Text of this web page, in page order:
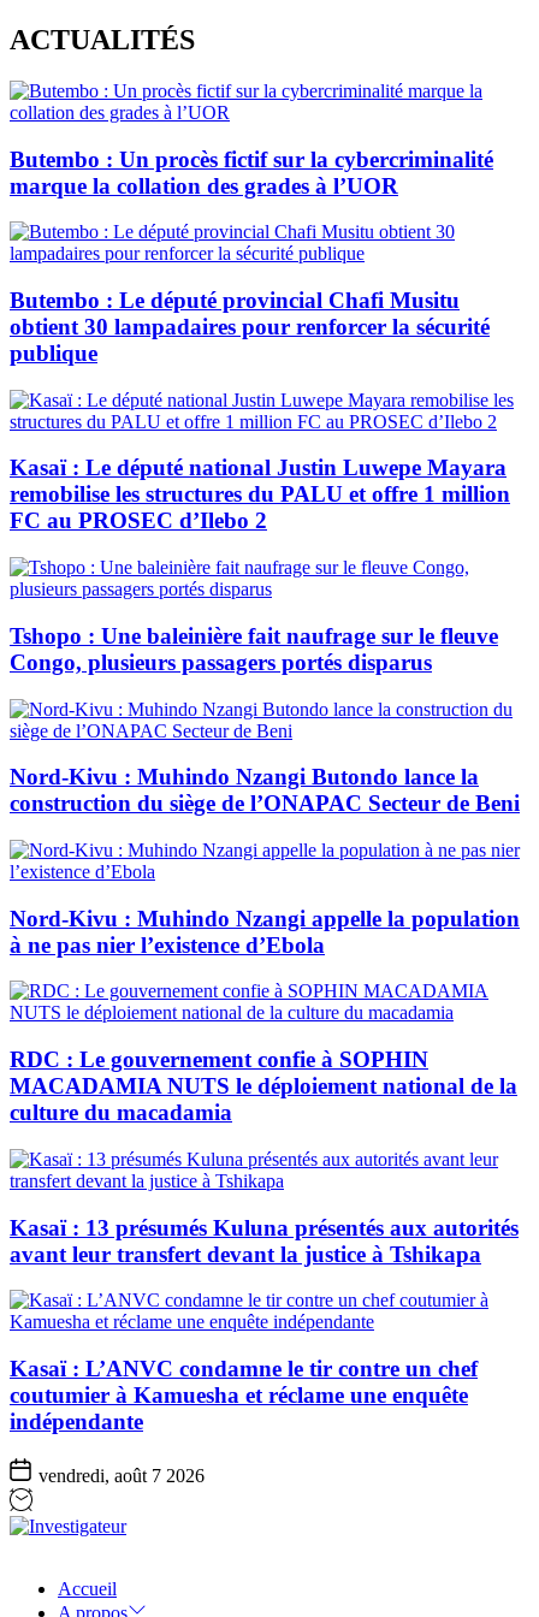
Skip
to
content
ACTUALITÉS
Butembo : Un procès fictif sur la cybercriminalité
marque la collation des grades à l’UOR
Butembo : Le député provincial Chafi Musitu
obtient 30 lampadaires pour renforcer la sécurité
publique
Kasaï : Le député national Justin Luwepe Mayara
remobilise les structures du PALU et offre 1 million
FC au PROSEC d’Ilebo 2
Tshopo : Une baleinière fait naufrage sur le fleuve
Congo, plusieurs passagers portés disparus
Nord-Kivu : Muhindo Nzangi Butondo lance la
construction du siège de l’ONAPAC Secteur de Beni
Nord-Kivu : Muhindo Nzangi appelle la population
à ne pas nier l’existence d’Ebola
RDC : Le gouvernement confie à SOPHIN
MACADAMIA NUTS le déploiement national de la
culture du macadamia
Kasaï : 13 présumés Kuluna présentés aux autorités
avant leur transfert devant la justice à Tshikapa
Kasaï : L’ANVC condamne le tir contre un chef
coutumier à Kamuesha et réclame une enquête
indépendante
vendredi, août 7 2026
Accueil
A propos